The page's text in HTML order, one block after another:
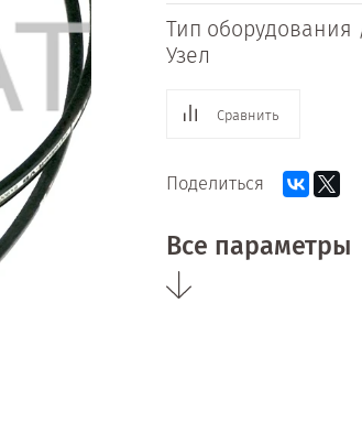
Тип оборудования
Узел
Сравнить
Поделиться
Все параметры